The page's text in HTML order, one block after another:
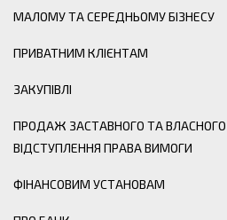
МАЛОМУ ТА СЕРЕДНЬОМУ БІЗНЕСУ
ПРИВАТНИМ КЛІЄНТАМ
ЗАКУПІВЛІ
ПРОДАЖ ЗАСТАВНОГО ТА
ВІДСТУПЛЕННЯ ПРАВА ВИМОГИ
ФІНАНСОВИМ УСТАНОВАМ